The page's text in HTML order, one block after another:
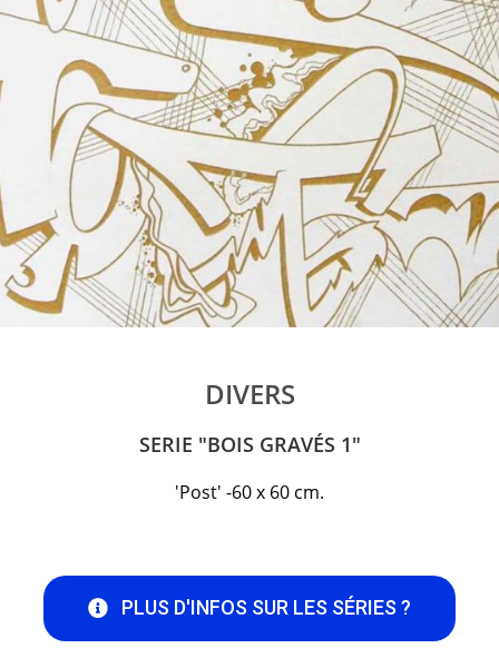
DIVERS
SERIE "BOIS GRAVÉS 1"
'Post' -60 x 60 cm.
PLUS D'INFOS SUR LES SÉRIES ?